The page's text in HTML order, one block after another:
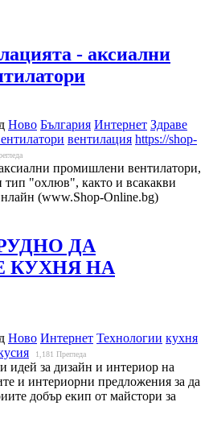
- аксиални
Ново България Интернет Здраве
вентилация https://shop-
промишлени вентилатори,
тип "охлюв", както и всакакви
(www.Shop-Online.bg)
ДА
КУХНЯ НА
Ново Интернет Технологии кухня
1,181 Прегледа
идей за дизайн и интериор на
и интериорни предложения за да
добър екип от майстори за